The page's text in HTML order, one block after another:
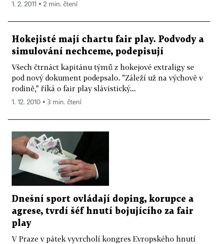
1. 2. 2011 ▪ 2 min. čtení
Hokejisté mají chartu fair play. Podvody a
simulování nechceme, podepisují
Všech čtrnáct kapitánu týmů z hokejové extraligy se
pod nový dokument podepsalo. "Záleží už na výchově v
rodině," říká o fair play slávistický...
1. 12. 2010 ▪ 3 min. čtení
Dnešní sport ovládají doping, korupce a
agrese, tvrdí šéf hnutí bojujícího za fair
play
V Praze v pátek vyvrcholí kongres Evropského hnutí